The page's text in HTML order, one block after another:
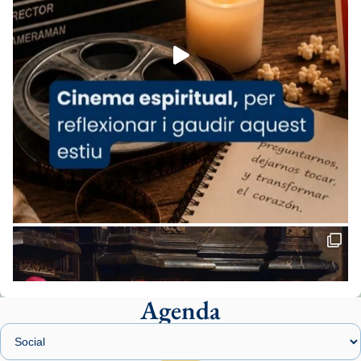
Foto
View on Facebook · Share
Arquebisbat de Barcelona
2 weeks ago
«Avui les santes Juliana i Semproniana ens
ajuden a alçar la mirada»
Mons. Sergi Gordo, bisbe de Tortosa, ha
presidit aquest 27 de juliol la missa de Les
Santes de Mataró.
🔗tinyurl.com/cvu5jmbk
📸 J. Merino
Agenda